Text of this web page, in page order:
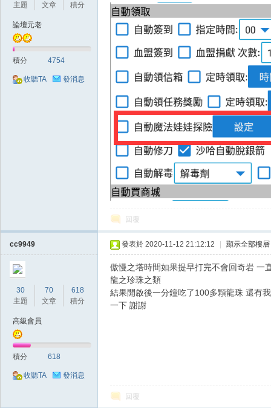
主題
文章
積分
論壇元老
積分 4754
收聽TA 發消息
回覆
cc9949
30
主題
70
文章
618
積分
高級會員
積分 618
收聽TA 發消息
發表於 2020-11-12 21:12:12 顯示全部樓層
傲慢之塔時間如果提早打完不會回奇岩 一
龍之珍珠之類
結果開啟後一分鐘吃了100多顆龍珠 還有
一下 謝謝
回覆